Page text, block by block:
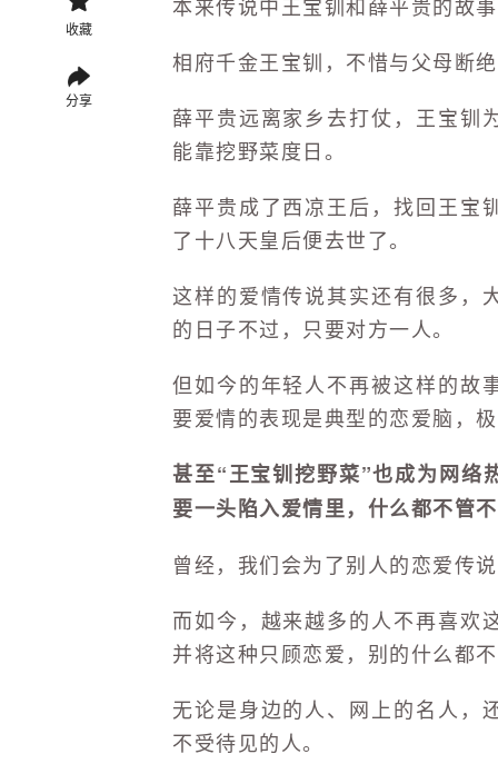
收藏
分享
相府千金王宝钏，不惜与父母断
薛平贵远离家乡去打仗，王宝钏
能靠挖野菜度日。
薛平贵成了西凉王后，找回王宝
了十八天皇后便去世了。
这样的爱情传说其实还有很多，
的日子不过，只要对方一人。
但如今的年轻人不再被这样的故
要爱情的表现是典型的恋爱脑，
甚至“王宝钏挖野菜”也成为网络
要一头陷入爱情里，什么都不管
曾经，我们会为了别人的恋爱传
而如今，越来越多的人不再喜欢
并将这种只顾恋爱，别的什么都
无论是身边的人、网上的名人，
不受待见的人。